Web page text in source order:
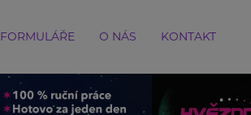
FORMULÁŘE O NÁS KONTAKT